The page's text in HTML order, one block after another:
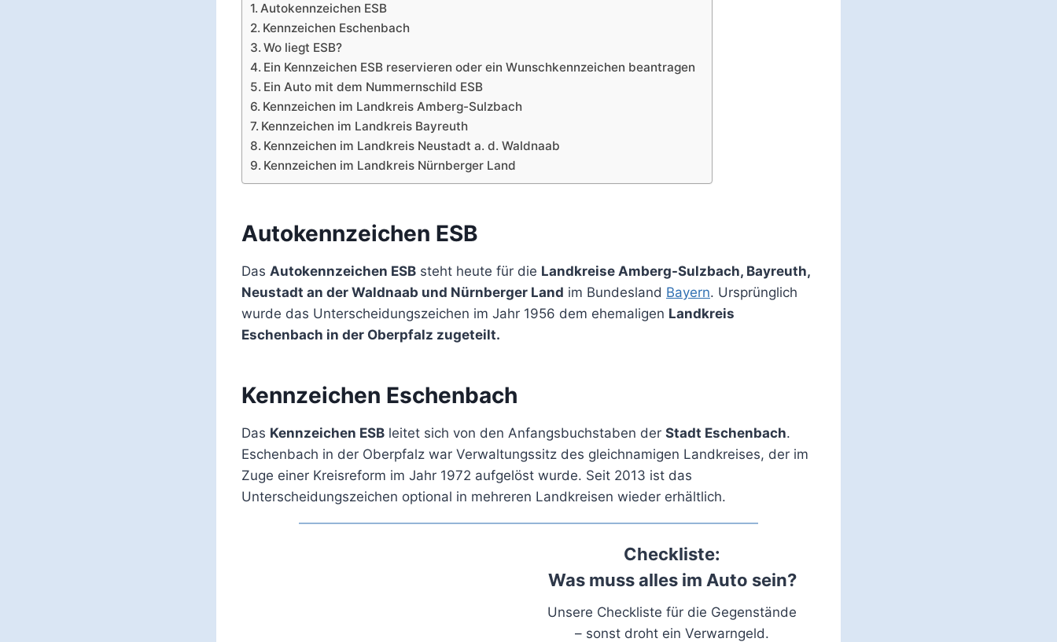
Autokennzeichen ESB
Kennzeichen Eschenbach
Wo liegt ESB?
Ein Kennzeichen ESB reservieren oder ein Wunschkennzeichen beantragen
Ein Auto mit dem Nummernschild ESB
Kennzeichen im Landkreis Amberg-Sulzbach
Kennzeichen im Landkreis Bayreuth
Kennzeichen im Landkreis Neustadt a. d. Waldnaab
Kennzeichen im Landkreis Nürnberger Land
Autokennzeichen ESB
Das Autokennzeichen ESB steht heute für die Landkreise Amberg-Sulzbach, Bayreuth,
Neustadt an der Waldnaab und Nürnberger Land im Bundesland Bayern. Ursprünglich
wurde das Unterscheidungszeichen im Jahr 1956 dem ehemaligen Landkreis
Eschenbach in der Oberpfalz zugeteilt.
Kennzeichen Eschenbach
Das Kennzeichen ESB leitet sich von den Anfangsbuchstaben der Stadt Eschenbach.
Eschenbach in der Oberpfalz war Verwaltungssitz des gleichnamigen Landkreises, der im
Zuge einer Kreisreform im Jahr 1972 aufgelöst wurde. Seit 2013 ist das
Unterscheidungszeichen optional in mehreren Landkreisen wieder erhältlich.
Checkliste:
Was muss alles im Auto sein?
Unsere Checkliste für die Gegenstände
– sonst droht ein Verwarngeld.